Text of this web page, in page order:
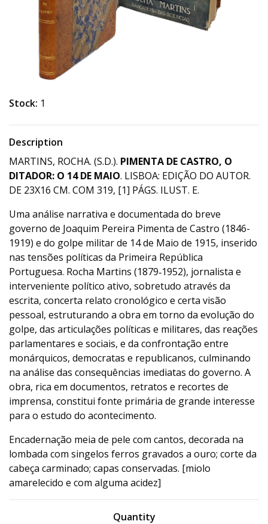
Stock: 1
Description
MARTINS, ROCHA. (S.D.). PIMENTA DE CASTRO, O
DITADOR: O 14 DE MAIO. LISBOA: EDIÇÃO DO AUTOR.
DE 23X16 CM. COM 319, [1] PÁGS. ILUST. E.
Uma análise narrativa e documentada do breve
governo de Joaquim Pereira Pimenta de Castro (1846-
1919) e do golpe militar de 14 de Maio de 1915, inserido
nas tensões políticas da Primeira República
Portuguesa. Rocha Martins (1879‑1952), jornalista e
interveniente político ativo, sobretudo através da
escrita, concerta relato cronológico e certa visão
pessoal, estruturando a obra em torno da evolução do
golpe, das articulações políticas e militares, das reações
parlamentares e sociais, e da confrontação entre
monárquicos, democratas e republicanos, culminando
na análise das consequências imediatas do governo. A
obra, rica em documentos, retratos e recortes de
imprensa, constitui fonte primária de grande interesse
para o estudo do acontecimento.
Encadernação meia de pele com cantos, decorada na
lombada com singelos ferros gravados a ouro; corte da
cabeça carminado; capas conservadas. [miolo
amarelecido e com alguma acidez]
Quantity